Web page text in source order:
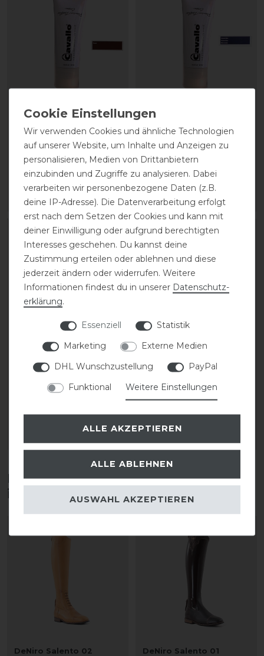
CAVALLO Care Creme
Schuhcreme 75 ml
9,90 € *
| 132,00 € / Liter
ARTIKEL MERKEN
CAVALLO Care Creme
Schuhcreme 75 ml
9,90 € *
0.075
ARTIKEL MERKEN
CAVALLO Care Creme
Schuhcreme 75 ml
Schuhcreme 75 ml
9,90 € *
Diese Produkte könnten dich auch
interessieren
DeNiro Salento 02
DeNiro Salento 01
Wir verwenden Cookies und ähnliche Technologien
auf unserer Website, um Inhalte und Anzeigen zu
personalisieren, Medien von Drittanbietern
einzubinden und Zugriffe zu analysieren. Dabei
verarbeiten wir personenbezogene Daten (z.B.
deine IP-Adresse). Die Datenverarbeitung erfolgt
erst nach dem Setzen der Cookies und kann mit
deiner Einwilligung oder aufgrund berechtigten
Interesses geschehen. Du kannst deine
Zustimmung erteilen oder ablehnen und diese
jederzeit ändern oder widerrufen. Weitere
Informationen findest du in unserer Daten­schutz­
erklärung.
Essenziell
Statistik
Marketing
Externe Medien
DHL Wunschzustellung
PayPal
Funktional
Weitere Einstellungen
ALLE AKZEPTIEREN
ALLE ABLEHNEN
AUSWAHL AKZEPTIEREN